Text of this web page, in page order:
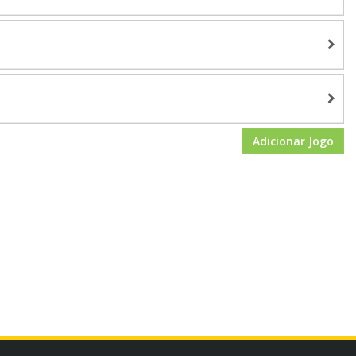
Adicionar Jogo